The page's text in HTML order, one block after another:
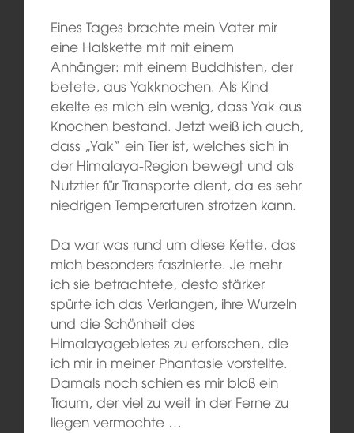
Eines Tages brachte mein Vater mir
eine Halskette mit mit einem
Anhänger: mit einem Buddhisten, der
betete, aus Yakknochen. Als Kind
ekelte es mich ein wenig, dass Yak aus
Knochen bestand. Jetzt weiß ich auch,
dass „Yak“ ein Tier ist, welches sich in
der Himalaya-Region bewegt und als
Nutztier für Transporte dient, da es sehr
niedrigen Temperaturen strotzen kann.
Da war was rund um diese Kette, das
mich besonders faszinierte. Je mehr
ich sie betrachtete, desto stärker
spürte ich das Verlangen, ihre Wurzeln
und die Schönheit des
Himalayagebietes zu erforschen, die
ich mir in meiner Phantasie vorstellte.
Damals noch schien es mir bloß ein
Traum, der viel zu weit in der Ferne zu
liegen vermochte …